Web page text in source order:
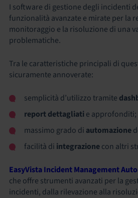
I software di gestione degli incidenti
funzionalità avanzate e mirate per la
monitoraggio e la risoluzione di una
problematiche.
Tra le caratteristiche principali di
sicuramente annoverate:
semplicità d’utilizzo tramite
report dettagliatie approfonditi;
massimo grado di automazione
facilità di integrazionecon altri
EasyVista Incident Management
che offre strumenti avanzati per la
incidenti, dalla rilevazione alla